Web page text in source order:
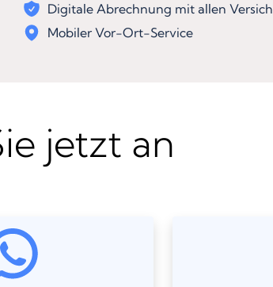
Digitale Abrechnung mit allen
Mobiler Vor-Ort-Service
jetzt an